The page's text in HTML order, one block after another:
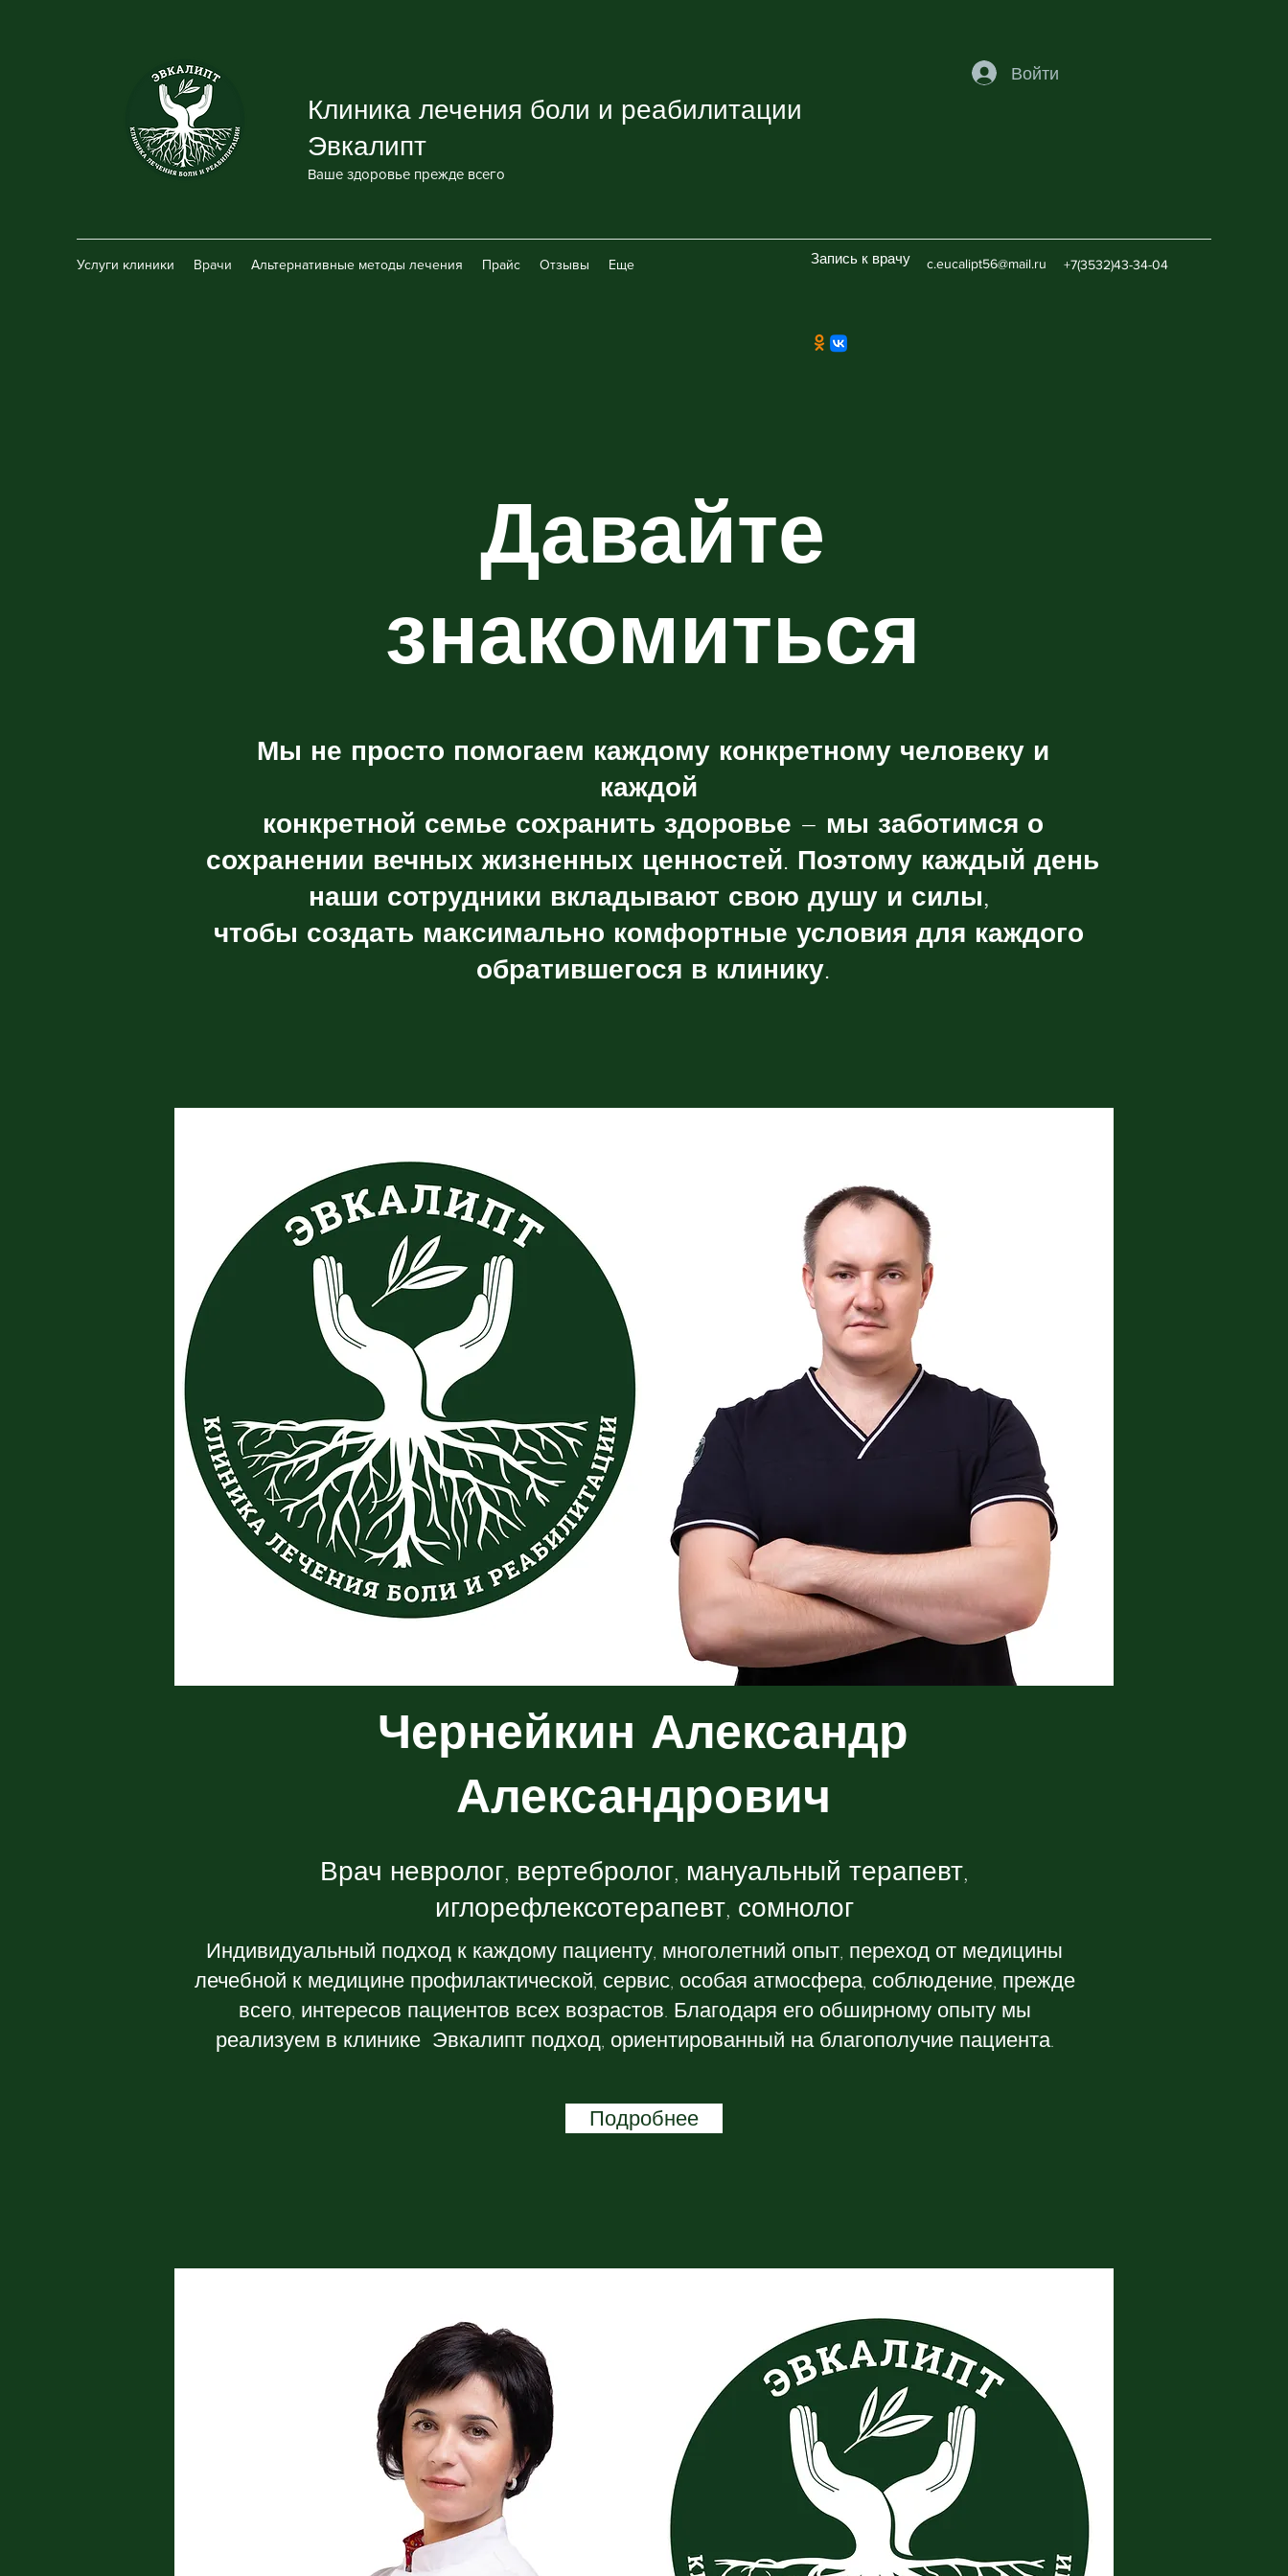
Клиника лечения боли и реабилитации
Эвкалипт
Ваше здоровье прежде всего
Войти
Услуги клиники Врачи Альтернативные методы лечения Прайс Отзывы Еще Запись к врачу c.eucalipt56@mail.ru +7(3532)43-34-04
Давайте
знакомиться
Мы не просто помогаем каждому конкретному человеку и
каждой
конкретной семье сохранить здоровье – мы заботимся о
сохранении вечных жизненных ценностей. Поэтому каждый день
наши сотрудники вкладывают свою душу и силы,
чтобы создать максимально комфортные условия для каждого
обратившегося в клинику.
Чернейкин Александр
Александрович
Врач невролог, вертебролог, мануальный терапевт,
иглорефлексотерапевт, сомнолог
Индивидуальный подход к каждому пациенту, многолетний опыт, переход от медицины
лечебной к медицине профилактической, сервис, особая атмосфера, соблюдение, прежде
всего, интересов пациентов всех возрастов. Благодаря его обширному опыту мы
реализуем в клинике Эвкалипт подход, ориентированный на благополучие пациента.
Подробнее